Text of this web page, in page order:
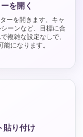
を開く
ーを開きます。キャ
ーンなど、目標に合
複雑な設定なしで、
になります。
貼り付け